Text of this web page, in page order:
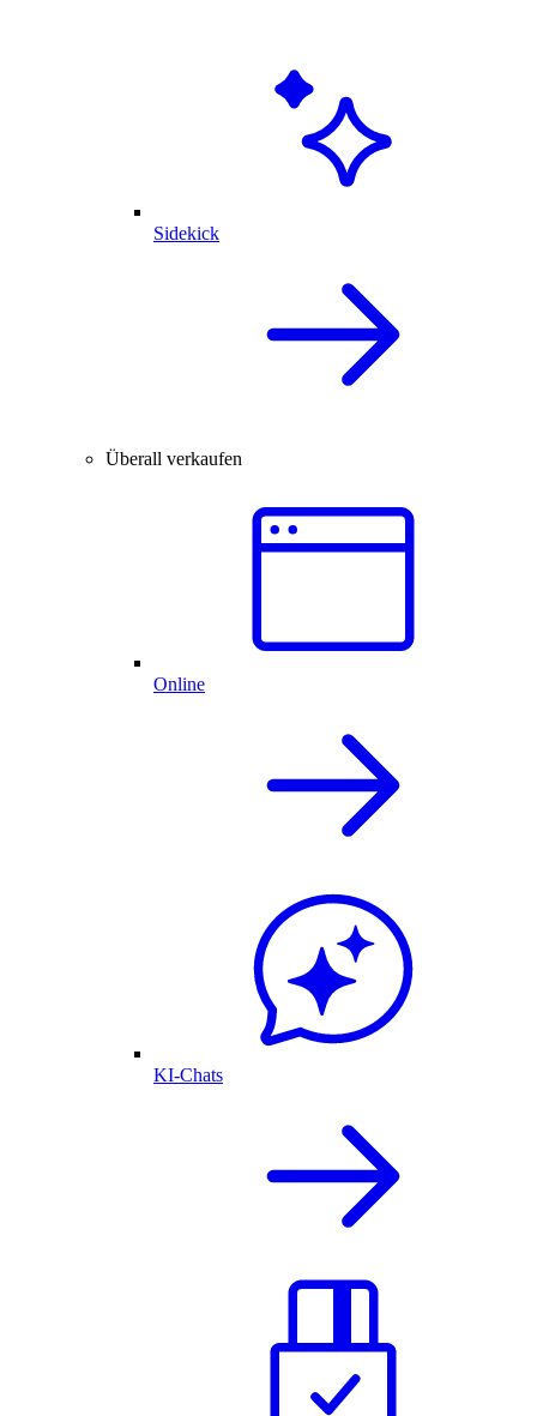
Sidekick
Überall verkaufen
Online
KI-Chats